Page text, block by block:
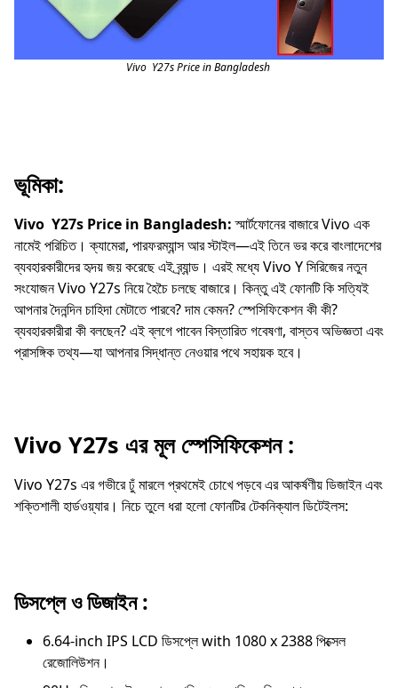
Vivo Y27s Price in Bangladesh
ভূমিকা:
Vivo Y27s Price in Bangladesh:স্মার্টফোনের বাজারে Vivo এক
নামেই পরিচিত। ক্যামেরা, পারফরম্যান্স আর স্টাইল—এই তিনে ভর করে বাংলাদেশের
ব্যবহারকারীদের হৃদয় জয় করেছে এই ব্র্যান্ড। এরই মধ্যে Vivo Y সিরিজের নতুন
সংযোজন Vivo Y27s নিয়ে হৈচৈ চলছে বাজারে। কিন্তু এই ফোনটি কি সত্যিই
আপনার দৈনন্দিন চাহিদা মেটাতে পারবে? দাম কেমন? স্পেসিফিকেশন কী কী?
ব্যবহারকারীরা কী বলছেন? এই ব্লগে পাবেন বিস্তারিত গবেষণা, বাস্তব অভিজ্ঞতা এবং
প্রাসঙ্গিক তথ্য—যা আপনার সিদ্ধান্ত নেওয়ার পথে সহায়ক হবে।
Vivo Y27s এর মূল স্পেসিফিকেশন :
Vivo Y27s এর গভীরে ঢুঁ মারলে প্রথমেই চোখে পড়বে এর আকর্ষণীয় ডিজাইন এবং
শক্তিশালী হার্ডওয়্যার। নিচে তুলে ধরা হলো ফোনটির টেকনিক্যাল ডিটেইলস:
ডিসপ্লে ও ডিজাইন :
6.64-inch IPS LCD ডিসপ্লে with 1080 x 2388 পিক্সেল
রেজোলিউশন।